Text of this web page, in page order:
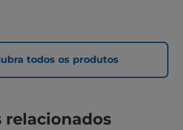
todos os produtos
relacionados